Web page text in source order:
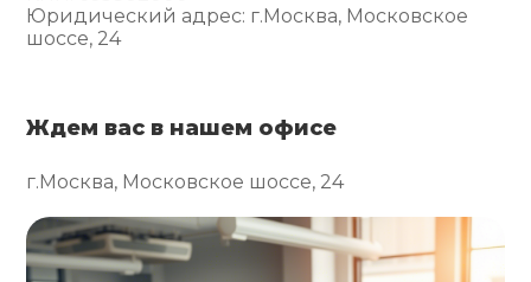
Юридический адрес: г.Москва, Московское
шоссе, 24
Ждем вас в нашем офисе
г.Москва, Московское шоссе, 24